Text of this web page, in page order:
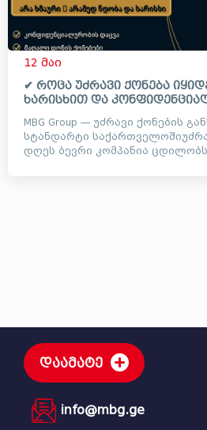
12 მაი
✔ როცა უძრავი ქონება
ხარისხით და
MBG Group — უძრავი ქონების
სტანდარტი
დღეს ბევრი კომპანია
დაამატე
info@mbg.ge